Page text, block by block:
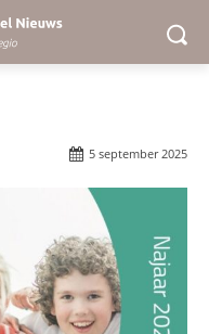
5 september 2025